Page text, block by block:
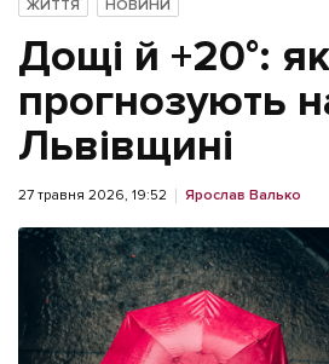
Політика
Економіка
Бізнес
Життя
Культура
Афіша
ЖИТТЯ НОВИНИ
Дощі й +20°:
прогнозують
Львівщині
27 травня 2026, 19:52 Ярослав Валько